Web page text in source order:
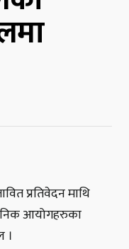
प्रतिवेदन माथि
आयोगहरुका
।